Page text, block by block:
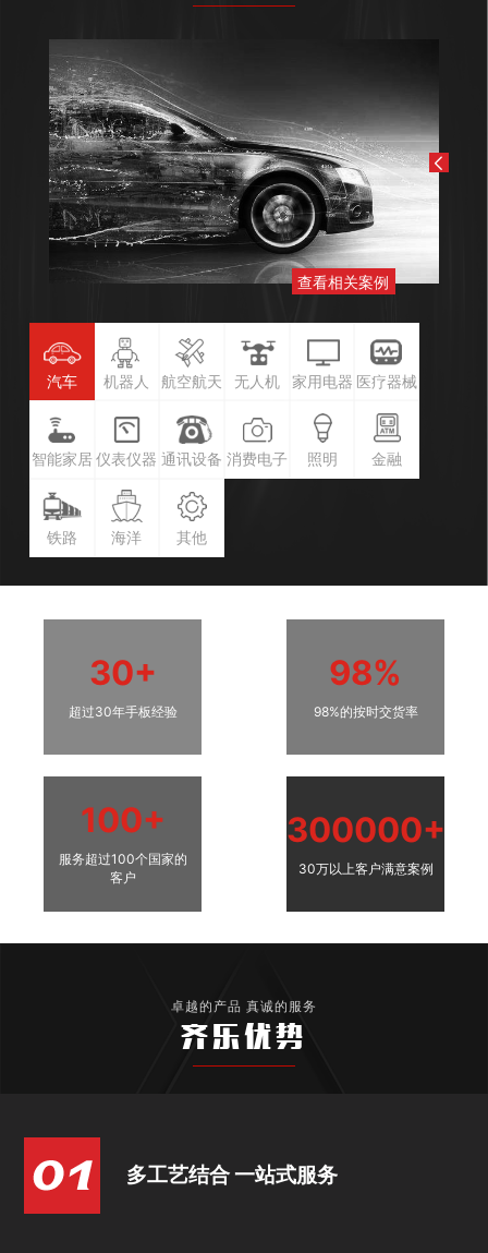
查看相关案例
汽车 机器人 航空航天 无人机 家用电器 医疗器械
智能家居 仪表仪器 通讯设备 消费电子 照明 金融
铁路 海洋 其他
30+
超过30年手板经验
98%
98%的按时交货率
100+
服务超过100个国家的
客户
300000+
30万以上客户满意案例
卓越的产品 真诚的服务
齐乐优势
多工艺结合 一站式服务